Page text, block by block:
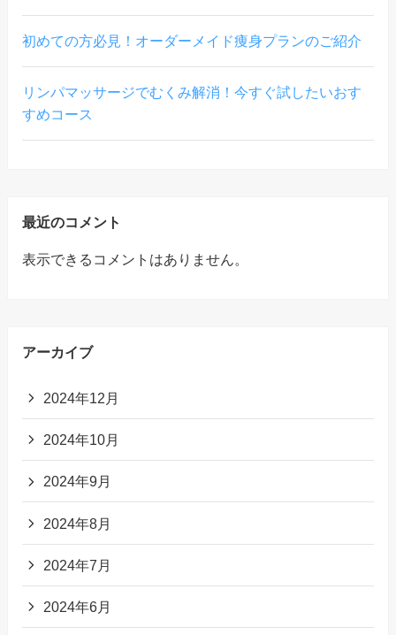
初めての方必見！オーダーメイド痩身プランのご紹介
リンパマッサージでむくみ解消！今すぐ試したいおす
すめコース
最近のコメント
表示できるコメントはありません。
アーカイブ
2024年12月
2024年10月
2024年9月
2024年8月
2024年7月
2024年6月